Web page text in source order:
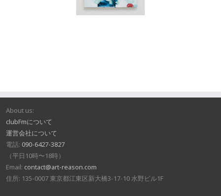
About us:
clubFmについて
運営会社について
電話: 090-6427-3827
（平日10時〜18時）
Email: contact@art-reason.com
住所: 135-0007 東京都江東区新大橋3-17-10 水野ビル1F